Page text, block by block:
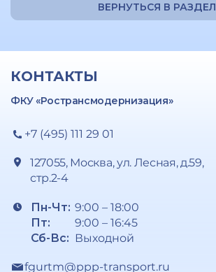
ВЕРНУТЬСЯ В РАЗДЕЛ
КОНТАКТЫ
ФКУ «Ространсмодернизация»
+7 (495) 111 29 01
127055, Москва, ул. Лесная, д.59,
стр.2-4
Пн-Чт:
Пт:
Сб-Вс:
9:00 – 18:00
9:00 – 16:45
Выходной
fgurtm@ppp-transport.ru